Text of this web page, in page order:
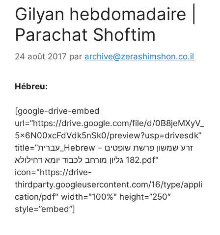
Gilyan hebdomadaire |
Parachat Shoftim
24 août 2017 par archive@zerashimshon.co.il
Hébreu:
[google-drive-embed
url=”https://drive.google.com/file/d/0B8jeMXyV_
5x6N00xcFdVdk5nSk0/preview?usp=drivesdk”
title=”עברית_Hebrew – זרע שמשון פרשת שופטים
182 גליון מורחב לכבוד יומא דהילולא.pdf"
icon="https://drive-
thirdparty.googleusercontent.com/16/type/appli
cation/pdf" width="100%" height=”250″
style=”embed”]